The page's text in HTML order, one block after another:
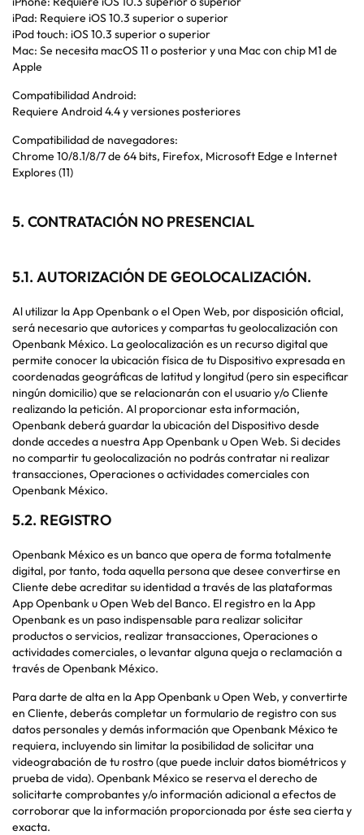
iPad: Requiere iOS 10.3 superior o superior
iPod touch: iOS 10.3 superior o superior
Mac: Se necesita macOS 11 o posterior y una Mac con chip M1 de
Apple
Compatibilidad Android:
Requiere Android 4.4 y versiones posteriores
Compatibilidad de navegadores:
Chrome 10/8.1/8/7 de 64 bits, Firefox, Microsoft Edge e Internet
Explores (11)
5. CONTRATACIÓN NO PRESENCIAL
5.1. AUTORIZACIÓN DE GEOLOCALIZACIÓN.
Al utilizar la App Openbank o el Open Web, por disposición oficial,
será necesario que autorices y compartas tu geolocalización con
Openbank México. La geolocalización es un recurso digital que
permite conocer la ubicación física de tu Dispositivo expresada en
coordenadas geográficas de latitud y longitud (pero sin especificar
ningún domicilio) que se relacionarán con el usuario y/o Cliente
realizando la petición. Al proporcionar esta información,
Openbank deberá guardar la ubicación del Dispositivo desde
donde accedes a nuestra App Openbank u Open Web. Si decides
no compartir tu geolocalización no podrás contratar ni realizar
transacciones, Operaciones o actividades comerciales con
Openbank México.
5.2. REGISTRO
Openbank México es un banco que opera de forma totalmente
digital, por tanto, toda aquella persona que desee convertirse en
Cliente debe acreditar su identidad a través de las plataformas
App Openbank u Open Web del Banco. El registro en la App
Openbank es un paso indispensable para realizar solicitar
productos o servicios, realizar transacciones, Operaciones o
actividades comerciales, o levantar alguna queja o reclamación a
través de Openbank México.
Para darte de alta en la App Openbank u Open Web, y convertirte
en Cliente, deberás completar un formulario de registro con sus
datos personales y demás información que Openbank México te
requiera, incluyendo sin limitar la posibilidad de solicitar una
videograbación de tu rostro (que puede incluir datos biométricos y
prueba de vida). Openbank México se reserva el derecho de
solicitarte comprobantes y/o información adicional a efectos de
corroborar que la información proporcionada por éste sea cierta y
exacta.